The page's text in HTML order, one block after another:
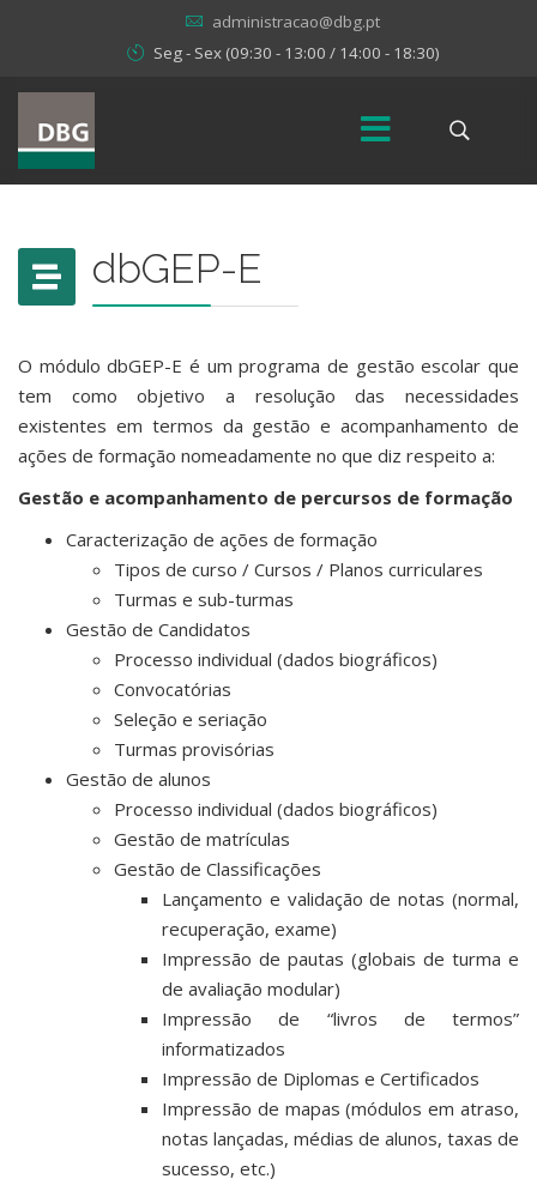
administracao@dbg.pt
Seg - Sex (09:30 - 13:00 / 14:00 - 18:30)
dbGEP-E
O módulo dbGEP-E é um programa de gestão escolar que
tem como objetivo a resolução das necessidades
existentes em termos da gestão e acompanhamento de
ações de formação nomeadamente no que diz respeito a:
Gestão e acompanhamento de percursos de formação
Caracterização de ações de formação
Tipos de curso / Cursos / Planos curriculares
Turmas e sub-turmas
Gestão de Candidatos
Processo individual (dados biográficos)
Convocatórias
Seleção e seriação
Turmas provisórias
Gestão de alunos
Processo individual (dados biográficos)
Gestão de matrículas
Gestão de Classificações
Lançamento e validação de notas (normal,
recuperação, exame)
Impressão de pautas (globais de turma e
de avaliação modular)
Impressão de “livros de termos”
informatizados
Impressão de Diplomas e Certificados
Impressão de mapas (módulos em atraso,
notas lançadas, médias de alunos, taxas de
sucesso, etc.)